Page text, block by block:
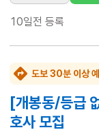
10일전 등록
도보 30분 이상
[개봉동/등급
호사 모집